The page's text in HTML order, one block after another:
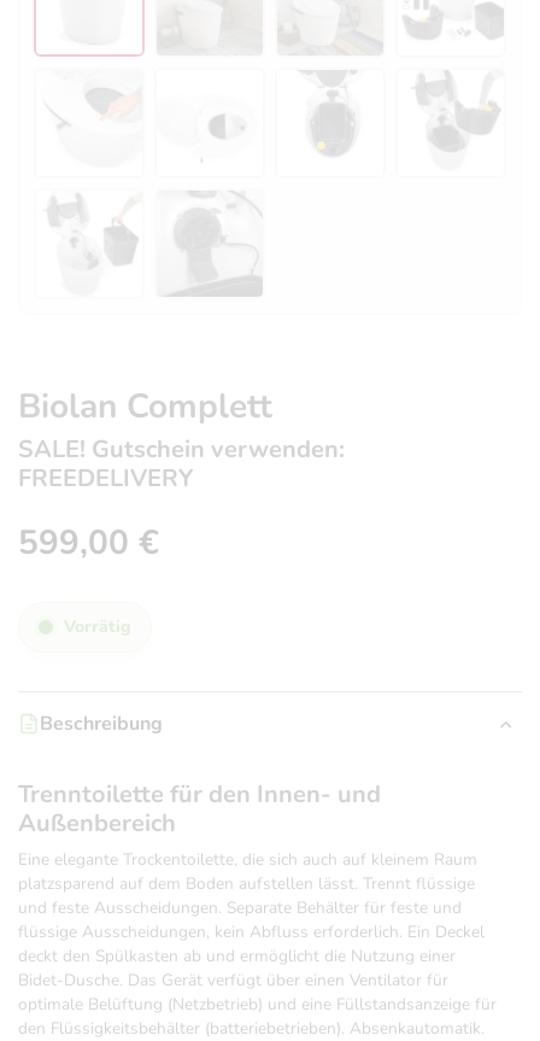
Biolan Complett
SALE! Gutschein verwenden:
FREEDELIVERY
599,00 €
Vorrätig
Beschreibung
Trenntoilette für den Innen- und
Außenbereich
Eine elegante Trockentoilette, die sich auch auf kleinem Raum
platzsparend auf dem Boden aufstellen lässt. Trennt flüssige
und feste Ausscheidungen. Separate Behälter für feste und
flüssige Ausscheidungen, kein Abfluss erforderlich. Ein Deckel
deckt den Spülkasten ab und ermöglicht die Nutzung einer
Bidet-Dusche. Das Gerät verfügt über einen Ventilator für
optimale Belüftung (Netzbetrieb) und eine Füllstandsanzeige für
den Flüssigkeitsbehälter (batteriebetrieben). Absenkautomatik.